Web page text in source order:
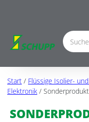
Start / Flüssige Isolier-
Elektronik /